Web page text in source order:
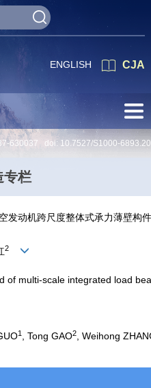
CJA
ENGLISH
630037 doi: 10.7527/S1000-
专栏
发动机跨尺度整体式承力薄壁构
2
of multi-scale integrated load
1 , Tong GAO2 , Weihong